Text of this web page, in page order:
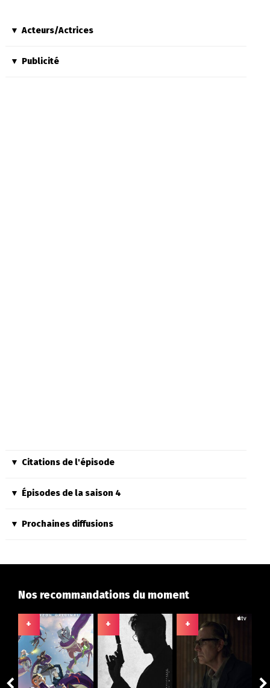
Acteurs/Actrices
Publicité
Citations de l'épisode
Épisodes de la saison 4
Prochaines diffusions
Nos recommandations du moment
+ + +